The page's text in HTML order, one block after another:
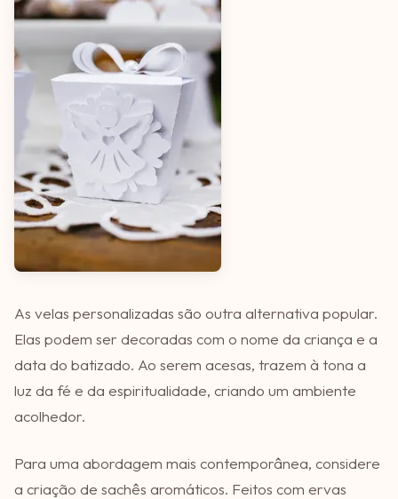
As velas personalizadas são outra alternativa popular.
Elas podem ser decoradas com o nome da criança e a
data do batizado. Ao serem acesas, trazem à tona a
luz da fé e da espiritualidade, criando um ambiente
acolhedor.
Para uma abordagem mais contemporânea, considere
a criação de sachês aromáticos. Feitos com ervas